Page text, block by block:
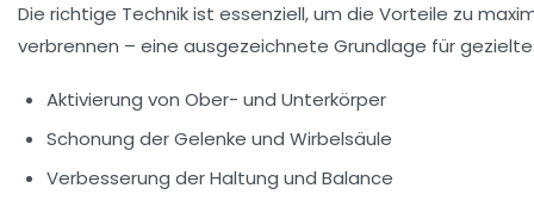
Die richtige Technik ist essenziell, um die Vorteile zu
verbrennen – eine ausgezeichnete Grundlage für
Aktivierung von Ober- und Unterkörper
Schonung der Gelenke und Wirbelsäule
Verbesserung der Haltung und Balance